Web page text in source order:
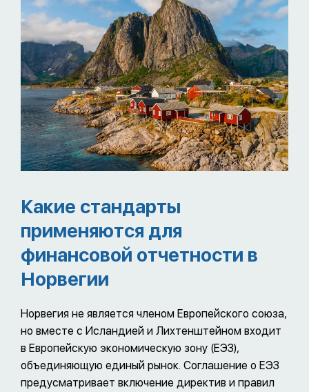
Какие стандарты
применяются для
финансовой отчетности в
Норвегии
Норвегия не является членом Европейского союза,
но вместе с Исландией и Лихтенштейном входит
в Европейскую экономическую зону (ЕЭЗ),
объединяющую единый рынок. Соглашение о ЕЭЗ
предусматривает включение директив и правил